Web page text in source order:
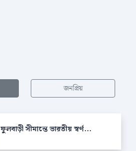
জনপ্রিয়
ফুলবাড়ী সীমান্তে ভারতীয় স্বর্ণ...